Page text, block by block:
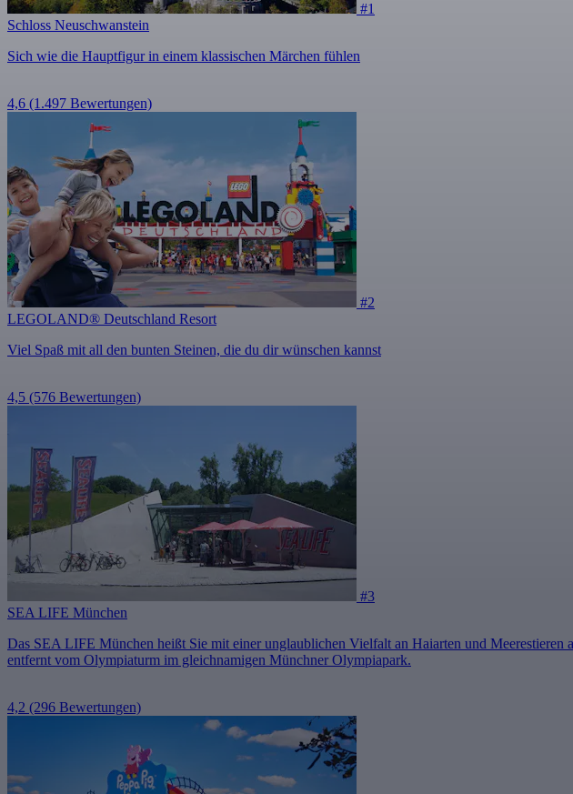
#1
Schloss Neuschwanstein
Sich wie die Hauptfigur in einem klassischen Märchen fühlen
4,6 (1.497 Bewertungen)
#2
LEGOLAND® Deutschland Resort
Viel Spaß mit all den bunten Steinen, die du dir wünschen kannst
4,5 (576 Bewertungen)
#3
SEA LIFE München
Das SEA LIFE München heißt Sie mit einer unglaublichen Vielfalt an Haiarten und
entfernt vom Olympiaturm im gleichnamigen Münchner Olympiapark.
4,2 (296 Bewertungen)